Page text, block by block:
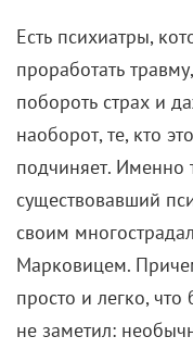
Есть психиатры,
проработать
побороть страх и
наоборот, те, кто
подчиняет. Именно
существовавший
своим
Марковицем.
просто и легко,
не заметил: